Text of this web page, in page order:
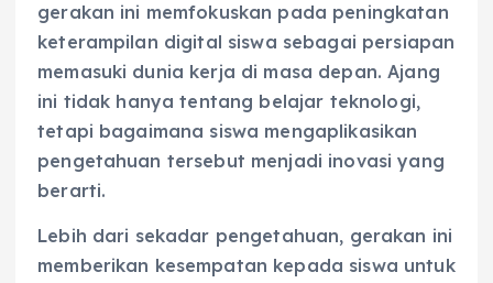
gerakan ini memfokuskan pada peningkatan
keterampilan digital siswa sebagai persiapan
memasuki dunia kerja di masa depan. Ajang
ini tidak hanya tentang belajar teknologi,
tetapi bagaimana siswa mengaplikasikan
pengetahuan tersebut menjadi inovasi yang
berarti.
Lebih dari sekadar pengetahuan, gerakan ini
memberikan kesempatan kepada siswa untuk